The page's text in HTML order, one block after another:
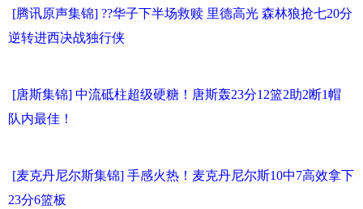
[腾讯原声集锦] ??华子下半场救赎 里德高光 森林狼抢七20分
逆转进西决战独行侠
[唐斯集锦] 中流砥柱超级硬糖！唐斯轰23分12篮2助2断1帽
队内最佳！
[麦克丹尼尔斯集锦] 手感火热！麦克丹尼尔斯10中7高效拿下
23分6篮板